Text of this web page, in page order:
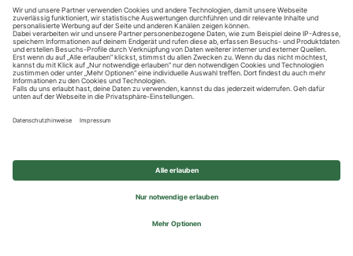
Datenschutzhinweise
Impressum
Privatsphäre-Einstellungen
© 2026 REWE Group - All rights reserved